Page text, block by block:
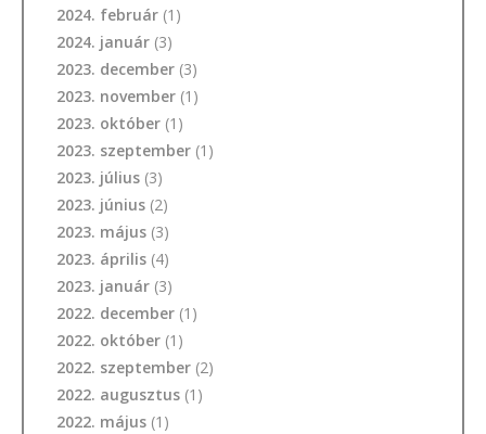
2024. február (1)
2024. január (3)
2023. december (3)
2023. november (1)
2023. október (1)
2023. szeptember (1)
2023. július (3)
2023. június (2)
2023. május (3)
2023. április (4)
2023. január (3)
2022. december (1)
2022. október (1)
2022. szeptember (2)
2022. augusztus (1)
2022. május (1)